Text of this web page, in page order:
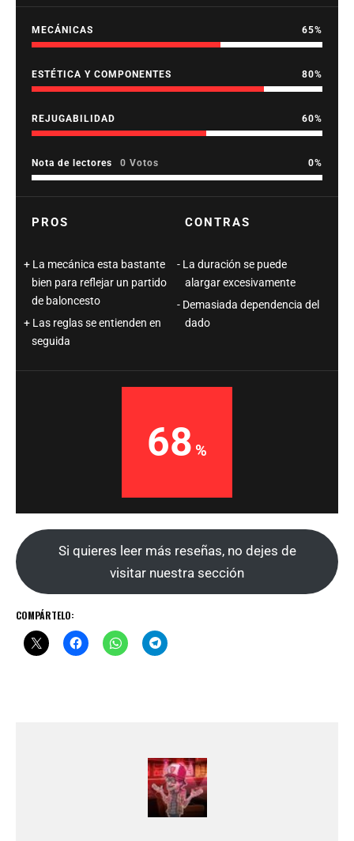
MECÁNICAS 65
ESTÉTICA Y COMPONENTES 80
REJUGABILIDAD 60
Nota de lectores 0 Votos 0
PROS
La mecánica esta bastante
bien para reflejar un partido
de baloncesto
Las reglas se entienden en
seguida
CONTRAS
La duración se puede
alargar excesivamente
Demasiada dependencia del
dado
68
Si quieres leer más reseñas, no dejes de
visitar nuestra sección
COMPÁRTELO: